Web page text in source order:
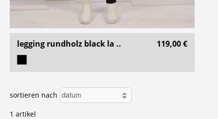
legging rundholz black la .. 119,00 €
sortieren nach
1 artikel